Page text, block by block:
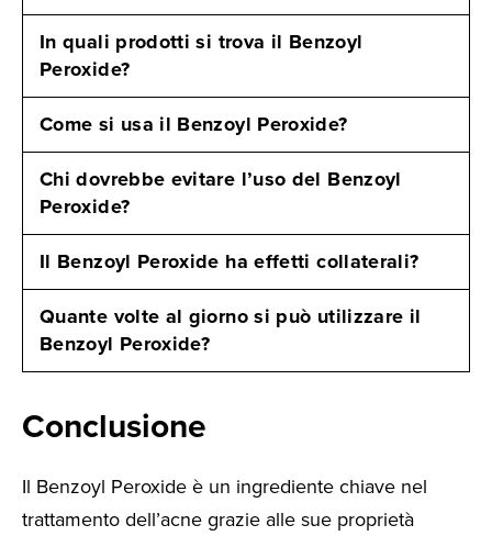
In quali prodotti si trova il Benzoyl
Peroxide?
Come si usa il Benzoyl Peroxide?
Chi dovrebbe evitare l’uso del Benzoyl
Peroxide?
Il Benzoyl Peroxide ha effetti collaterali?
Quante volte al giorno si può utilizzare il
Benzoyl Peroxide?
Conclusione
Il Benzoyl Peroxide è un ingrediente chiave nel
trattamento dell’acne grazie alle sue proprietà